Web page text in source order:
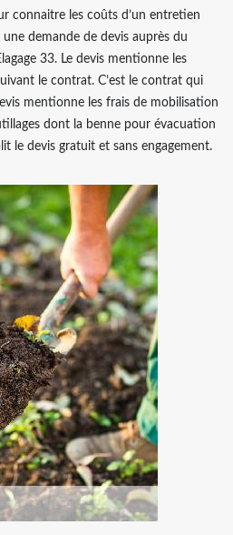
connaitre les coûts d’un entretien
demande de devis auprès du
33. Le devis mentionne les
le contrat. C’est le contrat qui
mentionne les frais de mobilisation
dont la benne pour évacuation
le devis gratuit et sans engagement.